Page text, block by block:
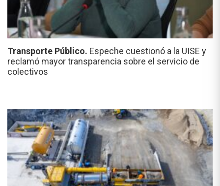
Transporte Público. Espeche cuestionó a la UISE y
reclamó mayor transparencia sobre el servicio de
colectivos